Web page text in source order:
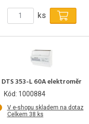
ks
DTS 353-L 60A elektroměr
Kód: 1000884
V e-shopu skladem na dotaz
Celkem 38 ks